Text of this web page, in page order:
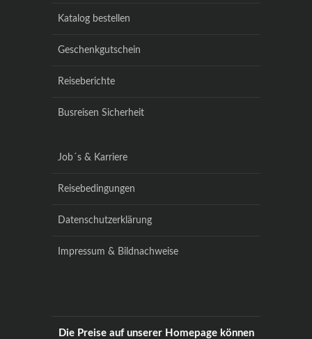
Katalog bestellen
Geschenkgutschein
Reiseberichte
Busreisen Sicherheit
Job´s & Karriere
Reisebedingungen
Datenschutzerklärung
Impressum & Bildnachweise
Die Preise auf unserer Homepage können